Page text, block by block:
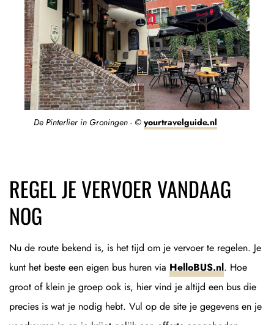
De Pinterlier in Groningen - © yourtravelguide.nl
REGEL JE VERVOER VANDAAG
NOG
Nu de route bekend is, is het tijd om je vervoer te regelen. Je
kunt het beste een eigen bus huren via HelloBUS.nl. Hoe
groot of klein je groep ook is, hier vind je altijd een bus die
precies is wat je nodig hebt. Vul op de site je gegevens en je